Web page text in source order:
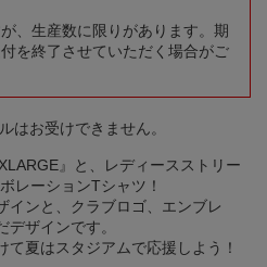
、生産数に限りがあります。期
を終了させていただく場合がご
はお受けできません。
』と、レディースストリー
レーションTシャツ！
インと、クラブロゴ、エンブレ
デザインです。
夏はスタジアムで応援しよう！